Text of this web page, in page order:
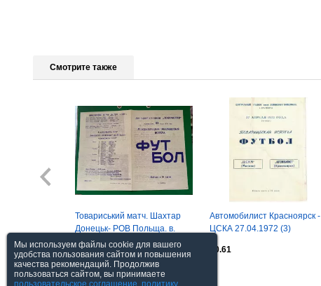
Смотрите также
Товариський матч. Шахтар
Донецьк- РОВ Польща. в.
$9.4
Автомобилист Красноярск -
ЦСКА 27.04.1972 (3)
$0.61
Посмотреть все
Мы используем файлы cookie для вашего
удобства пользования сайтом и повышения
качества рекомендаций. Продолжив
пользоваться сайтом, вы принимаете